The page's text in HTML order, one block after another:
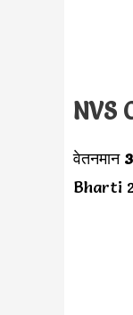
NVS
वेतनमान
Bharti